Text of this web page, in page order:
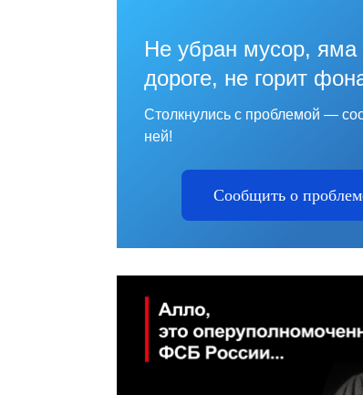
Не убран мусор, яма
дороге, не горит
Столкнулись с проблемой —
ней!
Сообщить о